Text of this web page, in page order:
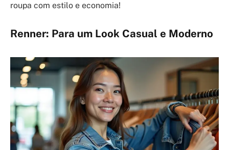
roupa com estilo e economia!
Renner: Para um Look Casual e Moderno